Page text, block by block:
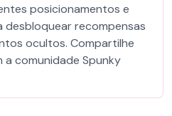
posicionamentos e
desbloquear recompensas
ocultos. Compartilhe
a comunidade Spunky